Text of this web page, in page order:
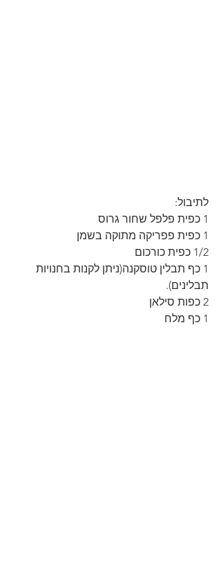
לתיבול:
1 כפית פלפל שחור גרוס
1 כפית פפריקה מתוקה בשמן
1/2 כפית כורכום
1 כף תבלין טוסקנה(ניתן לקנות בחנויות
תבלינים).
2 כפות סילאן
1 כף מלח